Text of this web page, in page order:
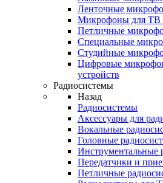
Ленточные
Микрофоны для ТВ
Петличные
Специальные
Студийные
Цифровые
устройств
Радиосистемы
Назад
Радиосистемы
Аксессуары для
Вокальные
Головные
Инструментальные
Передатчики и
Петличные